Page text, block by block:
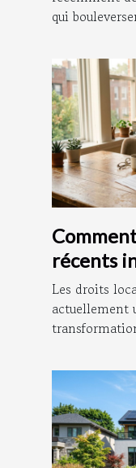
qui
récents
droits
Les droits
actuellement